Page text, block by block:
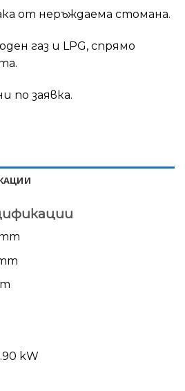
от неръждаема стомана.
газ и LPG, спрямо
по заявка.
kW